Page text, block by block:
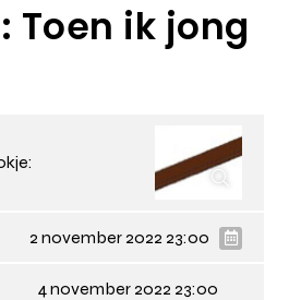
Toen ik jong
2 november 2022 23:00
4 november 2022 23:00